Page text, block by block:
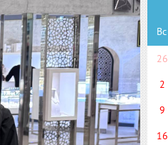
Вс
26
2
9
16